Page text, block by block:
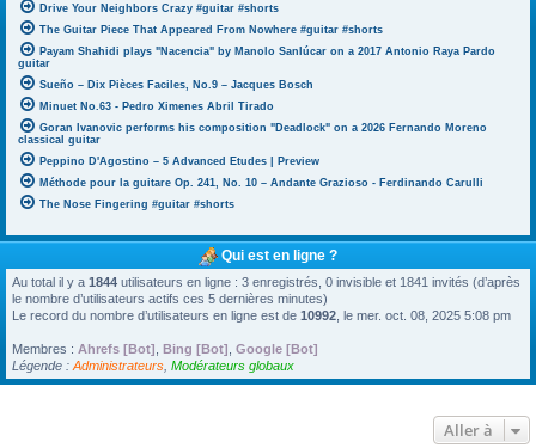
Drive Your Neighbors Crazy #guitar #shorts
The Guitar Piece That Appeared From Nowhere #guitar #shorts
Payam Shahidi plays "Nacencia" by Manolo Sanlúcar on a 2017 Antonio Raya Pardo
guitar
Sueño – Dix Pièces Faciles, No.9 – Jacques Bosch
Minuet No.63 - Pedro Ximenes Abril Tirado
Goran Ivanovic performs his composition "Deadlock" on a 2026 Fernando Moreno
classical guitar
Peppino D'Agostino – 5 Advanced Etudes | Preview
Méthode pour la guitare Op. 241, No. 10 – Andante Grazioso - Ferdinando Carulli
The Nose Fingering #guitar #shorts
Qui est en ligne ?
Au total il y a 1844 utilisateurs en ligne : 3 enregistrés, 0 invisible et 1841 invités (d’après
le nombre d’utilisateurs actifs ces 5 dernières minutes)
Le record du nombre d’utilisateurs en ligne est de 10992 , le mer. oct. 08, 2025 5:08 pm
Membres : Ahrefs [Bot] Bing [Bot] Google [Bot]
Légende : Administrateurs Modérateurs globaux
Aller à